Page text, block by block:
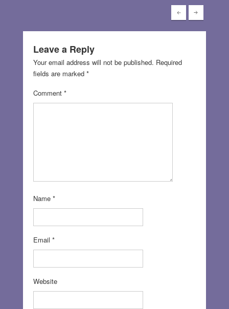
Leave a Reply
Your email address will not be published. Required
fields are marked *
Comment *
Name *
Email *
Website